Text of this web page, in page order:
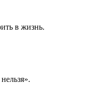
в жизнь.